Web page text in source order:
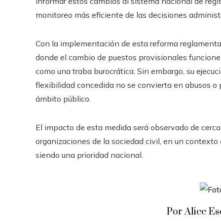
monitoreo más eficiente de las decisiones
Con la implementación de esta reforma
donde el cambio de puestos provisionales
como una traba burocrática. Sin embargo, su
flexibilidad concedida no se convierta en abusos
ámbito público.
El impacto de esta medida será observado de
organizaciones de la sociedad civil, en un
siendo una prioridad nacional.
Por Alice